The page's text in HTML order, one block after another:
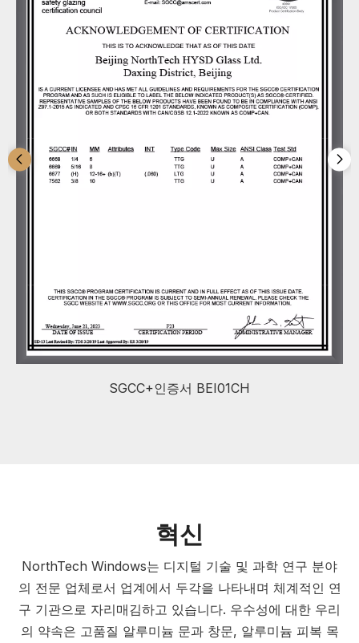
SGCC+인증서 BEI01CH
혁신
NorthTech Windows는 디지털 기술 및 과학 연구 분야
의 전문 업체로서 업계에서 두각을 나타내며 체계적인 연
구 기관으로 자리매김하고 있습니다. 우수성에 대한 우리
의 약속은 고품질 알루미늄 문과 창문, 알루미늄 피복 목